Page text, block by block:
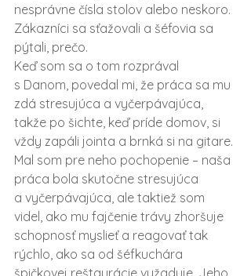
nesprávne čísla stolov alebo neskoro.
Zákazníci sa sťažovali a šéfovia sa
pýtali, prečo.
Keď som sa o tom rozprával
s Danom, povedal mi, že práca sa mu
zdá stresujúca a vyčerpávajúca,
takže po šichte, keď príde domov, si
vždy zapáli jointa a brnká si na gitare.
Mal som pre neho pochopenie – naša
práca bola skutočne stresujúca
a vyčerpávajúca, ale taktiež som
videl, ako mu fajčenie trávy zhoršuje
schopnosť myslieť a reagovať tak
rýchlo, ako sa od šéfkuchára